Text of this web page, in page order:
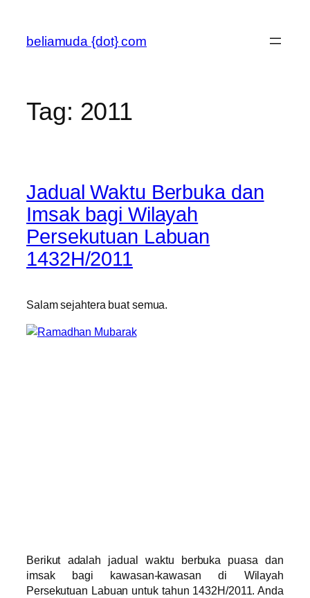
content
beliamuda {dot} com
Tag: 2011
Jadual Waktu Berbuka dan
Imsak bagi Wilayah
Persekutuan Labuan
1432H/2011
Salam sejahtera buat semua.
Berikut adalah jadual waktu berbuka puasa dan
imsak bagi kawasan-kawasan di Wilayah
Persekutuan Labuan untuk tahun 1432H/2011. Anda